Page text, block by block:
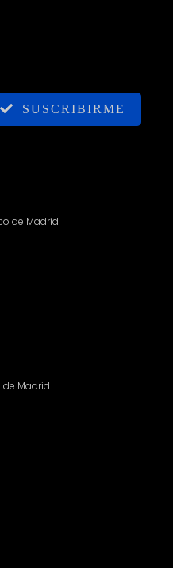
SUSCRIBIRME
de Madrid
Madrid